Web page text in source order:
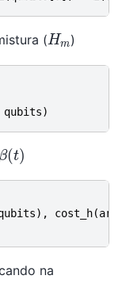
( Hm)
qubits)
β(t)
), cost_h(
na